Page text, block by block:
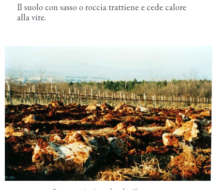
Il suolo con sasso o roccia trattiene e cede calore
alla vite.